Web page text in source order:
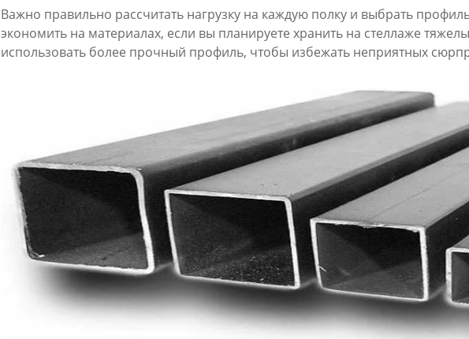
Важно правильно рассчитать нагрузку на каждую полку и выбрать
экономить на материалах, если вы планируете хранить на стеллаже
использовать более прочный профиль, чтобы избежать неприятных